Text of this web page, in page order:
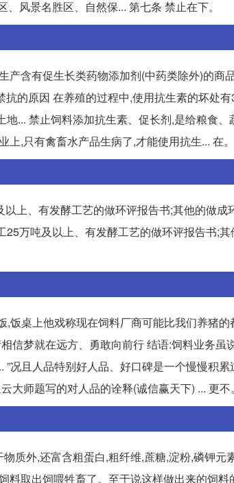
风景名胜区、自然保... 第七条 禁止在下。
产含有促生长类药物添加剂(中药类除外)的商
的原因 在养殖的过程中,使用抗生素的坏处有
... 禁止饲料添加抗生素、促长剂,是给粮食、
,只有禽畜水产品生病了,才能使用抗生... 在。
上、有发酵工艺的做环评报告书;其他的做成
万吨及以上、有发酵工艺的做环评报告书;其
饭桌上他戏称现在饲料厂商可能比我们养猪的
信梦就在远方、勇敢向前行 结语:饲料业务虽
况且人品特别好人品、好口碑是一个慢慢积累
师题写的对人品的诠释(诚信赢天下) ... 更不。
质外,还富含粗蛋白,粗纤维,蔗糖,淀粉,磷钾元
料取出饲喂牲畜了。至于说这样做出来的饲料